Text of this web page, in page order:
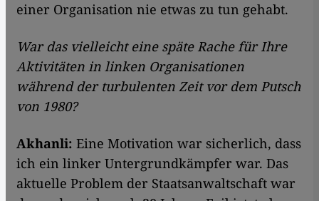
einer Organisation nie etwas zu tun gehabt.
War das vielleicht eine späte Rache für Ihre
Aktivitäten in linken Organisationen
während der turbulenten Zeit vor dem Putsch
von 1980?
Akhanli: Eine Motivation war sicherlich, dass
ich ein linker Untergrundkämpfer war. Das
aktuelle Problem der Staatsanwaltschaft war